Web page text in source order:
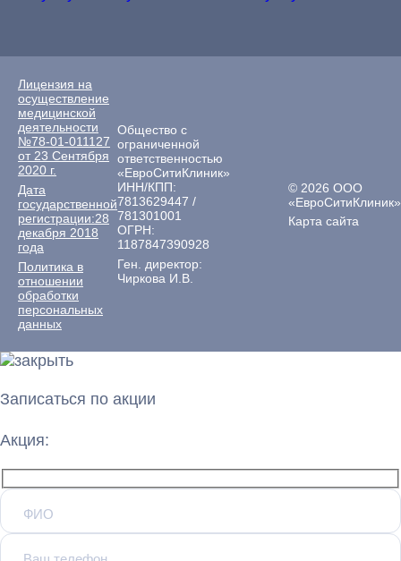
Лицензия на
осуществление
медицинской
деятельности
№78-01-011127
от 23 Сентября
2020 г.
Дата
государственной
регистрации:28
декабря 2018
года
Политика в
отношении
обработки
персональных
данных
Общество с
ограниченной
ответственностью
«ЕвроСитиКлиник»
ИНН/КПП:
7813629447 /
781301001
ОГРН:
1187847390928
Ген. директор:
Чиркова И.В.
© 2026 ООО
«ЕвроСитиКлиник»
Карта сайта
Записаться по акции
Акция: